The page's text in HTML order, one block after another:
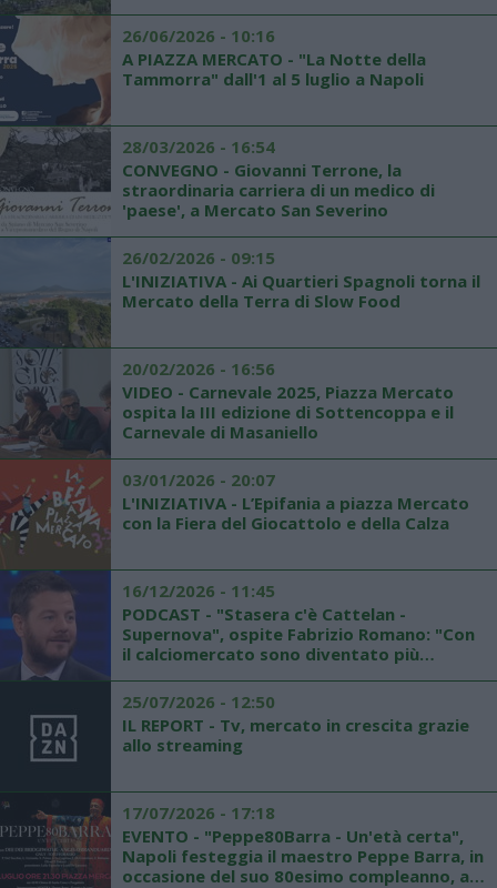
26/06/2026 - 10:16
A PIAZZA MERCATO - "La Notte della
Tammorra" dall'1 al 5 luglio a Napoli
28/03/2026 - 16:54
CONVEGNO - Giovanni Terrone, la
straordinaria carriera di un medico di
'paese', a Mercato San Severino
26/02/2026 - 09:15
L'INIZIATIVA - Ai Quartieri Spagnoli torna il
Mercato della Terra di Slow Food
20/02/2026 - 16:56
VIDEO - Carnevale 2025, Piazza Mercato
ospita la III edizione di Sottencoppa e il
Carnevale di Masaniello
03/01/2026 - 20:07
L'INIZIATIVA - L’Epifania a piazza Mercato
con la Fiera del Giocattolo e della Calza
16/12/2026 - 11:45
PODCAST - "Stasera c'è Cattelan -
Supernova", ospite Fabrizio Romano: "Con
il calciomercato sono diventato più
25/07/2026 - 12:50
IL REPORT - Tv, mercato in crescita grazie
allo streaming
17/07/2026 - 17:18
EVENTO - "Peppe80Barra - Un'età certa",
Napoli festeggia il maestro Peppe Barra, in
occasione del suo 80esimo compleanno, a